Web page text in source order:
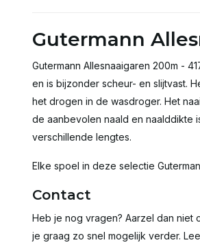
Gutermann
Gutermann Allesnaaigaren 200m -
en is bijzonder scheur- en slijtvast.
het drogen in de wasdroger. Het
de aanbevolen naald en naalddikte
verschillende lengtes.
Elke spoel in deze selectie
Contact
Heb je nog vragen? Aarzel dan niet
je graag zo snel mogelijk verder.